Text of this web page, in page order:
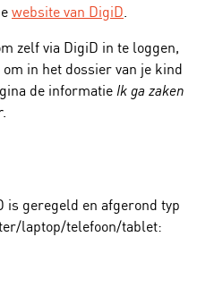
website van DigiD
zelf via DigiD in te loggen,
in het dossier van je kind
de informatie Ik ga zaken
.
is geregeld en afgerond typ
laptop/telefoon/tablet: